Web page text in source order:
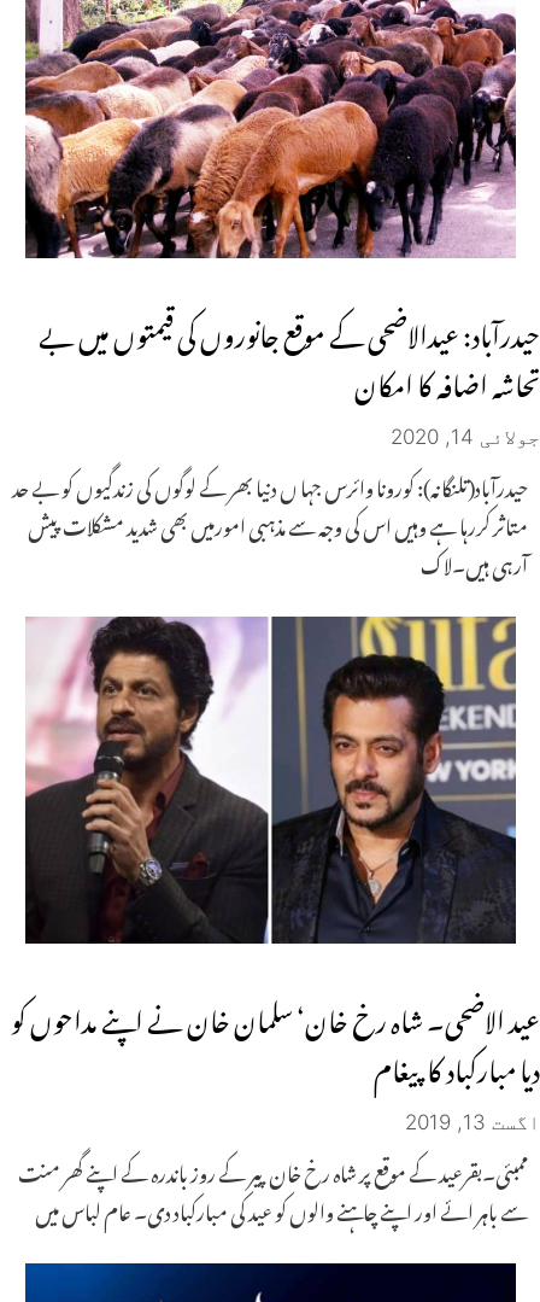
حیدرآباد: عیدالاضحی کے موقع جانوروں کی قیمتوں میں بے
تحاشہ اضافہ کا امکان
جولائی 14, 2020
حیدرآباد(تلنگانہ): کورونا وائرس جہا ں دنیا بھر کے لوگوں کی زندگیوں کو بے حد
متاثر کررہا ہے وہیں اس کی وجہ سے مذہبی امورمیں بھی شدید مشکلات پیش
آرہی ہیں۔لاک
عید الاضحی۔ شاہ رخ خان‘ سلمان خان نے اپنے مداحوں کو
دیا مبارکباد کا پیغام
اگست 13, 2019
ممبئی۔بقرعید کے موقع پر شاہ رخ خان پیر کے روز باندرہ کے اپنے گھر منت
سے باہر ائے اور اپنے چاہنے والوں کو عید کی مبارکباد دی۔ عام لباس میں